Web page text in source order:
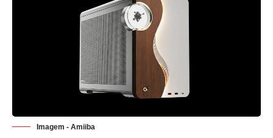
Imagem - Amiiba